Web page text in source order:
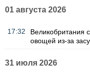
01 августа 2026
17:32
Великобритания
овощей из-за
31 июля 2026